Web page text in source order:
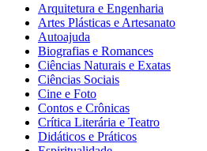
Arquitetura e Engenharia
Artes Plásticas e Artesanato
Autoajuda
Biografias e Romances
Ciências Naturais e Exatas
Ciências Sociais
Cine e Foto
Contos e Crônicas
Crítica Literária e Teatro
Didáticos e Práticos